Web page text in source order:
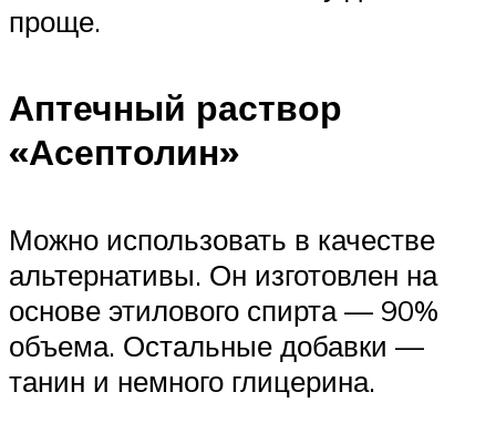
проще.
Аптечный раствор
«Асептолин»
Можно использовать в качестве
альтернативы. Он изготовлен на
основе этилового спирта — 90%
объема. Остальные добавки —
танин и немного глицерина.